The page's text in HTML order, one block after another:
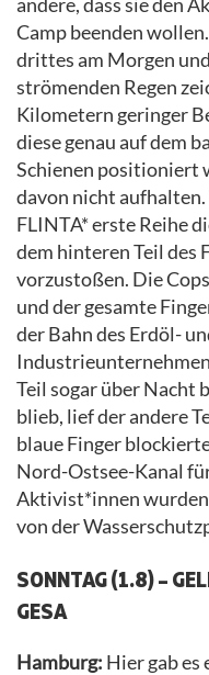
andere, dass sie den
Camp beenden
drittes am Morgen
strömenden Regen
Kilometern geringer
diese genau auf dem
Schienen positioniert
davon nicht
FLINTA* erste Reihe
dem hinteren Teil des
vorzustoßen. Die
und der gesamte
der Bahn des Erdöl-
Teil sogar über Nacht
blieb, lief der andere
blaue Finger
Nord-Ostsee-Kanal
Aktivist*innen
von der
SONNTAG (1.8) –
GESA
Hamburg: Hier gab es